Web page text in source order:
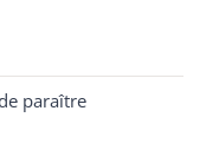
paraître